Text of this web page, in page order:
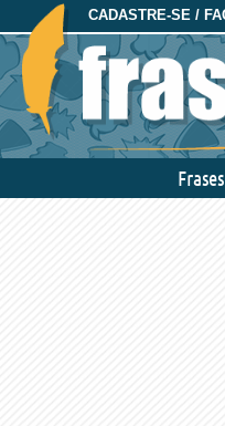
CADASTRE-SE /
Frases